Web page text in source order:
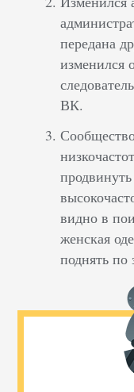
передана
изменился
ВК.
видно в
женская
поднять по